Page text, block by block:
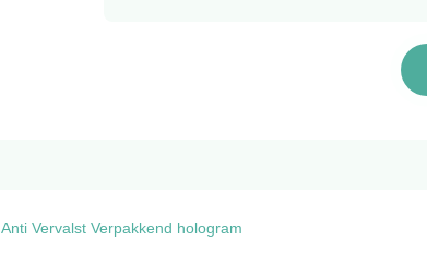
Anti Vervalst Verpakkend hologram